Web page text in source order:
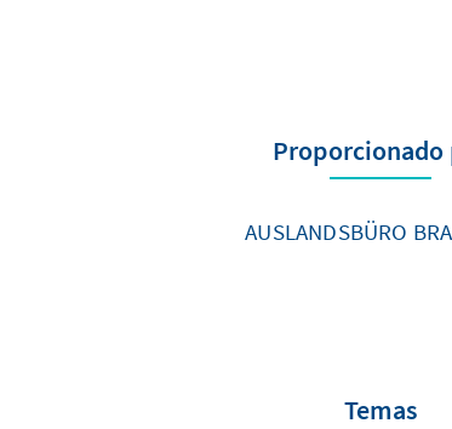
Proporcionado
AUSLANDSBÜRO
Temas